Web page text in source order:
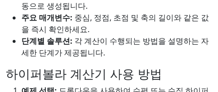
동으로 생성됩니다.
주요 매개변수: 중심, 정점, 초점 및 축의 길이와 같은 값
을 즉시 확인하세요.
단계별 솔루션: 각 계산이 수행되는 방법을 설명하는 자
세한 단계가 제공됩니다.
하이퍼볼라 계산기 사용 방법